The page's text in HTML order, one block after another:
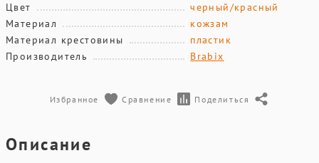
Цвет
черный/красный
Материал
кожзам
Материал крестовины
пластик
Производитель
Brabix
Избранное Сравнение Поделиться
Описание